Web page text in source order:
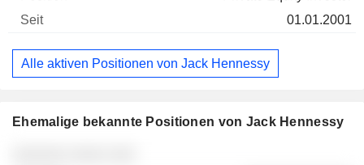
01.01.2001
Alle aktiven Positionen von Jack Hennessy
Ehemalige bekannte Positionen von Jack Hennessy